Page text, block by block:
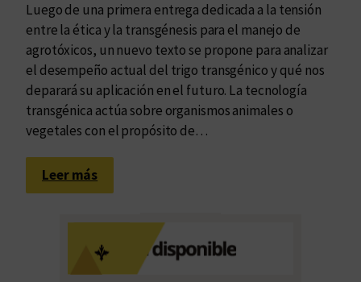
n
t
e
l
i
g
e
n
c
a
Luego de una primera entrega dedicada a la tensión
entre la ética y la transgénesis para el manejo de
agrotóxicos, un nuevo texto se propone para analizar
el desempeño actual del trigo transgénico y qué nos
deparará su aplicación en el futuro. La tecnología
transgénica actúa sobre organismos animales o
vegetales con el propósito de…
Leer más:
T
g
o